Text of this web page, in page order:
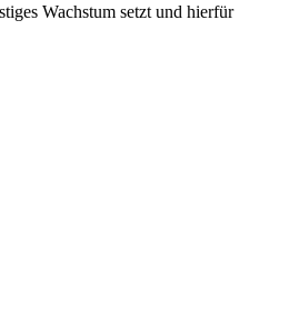
Wachstum setzt und hierfür